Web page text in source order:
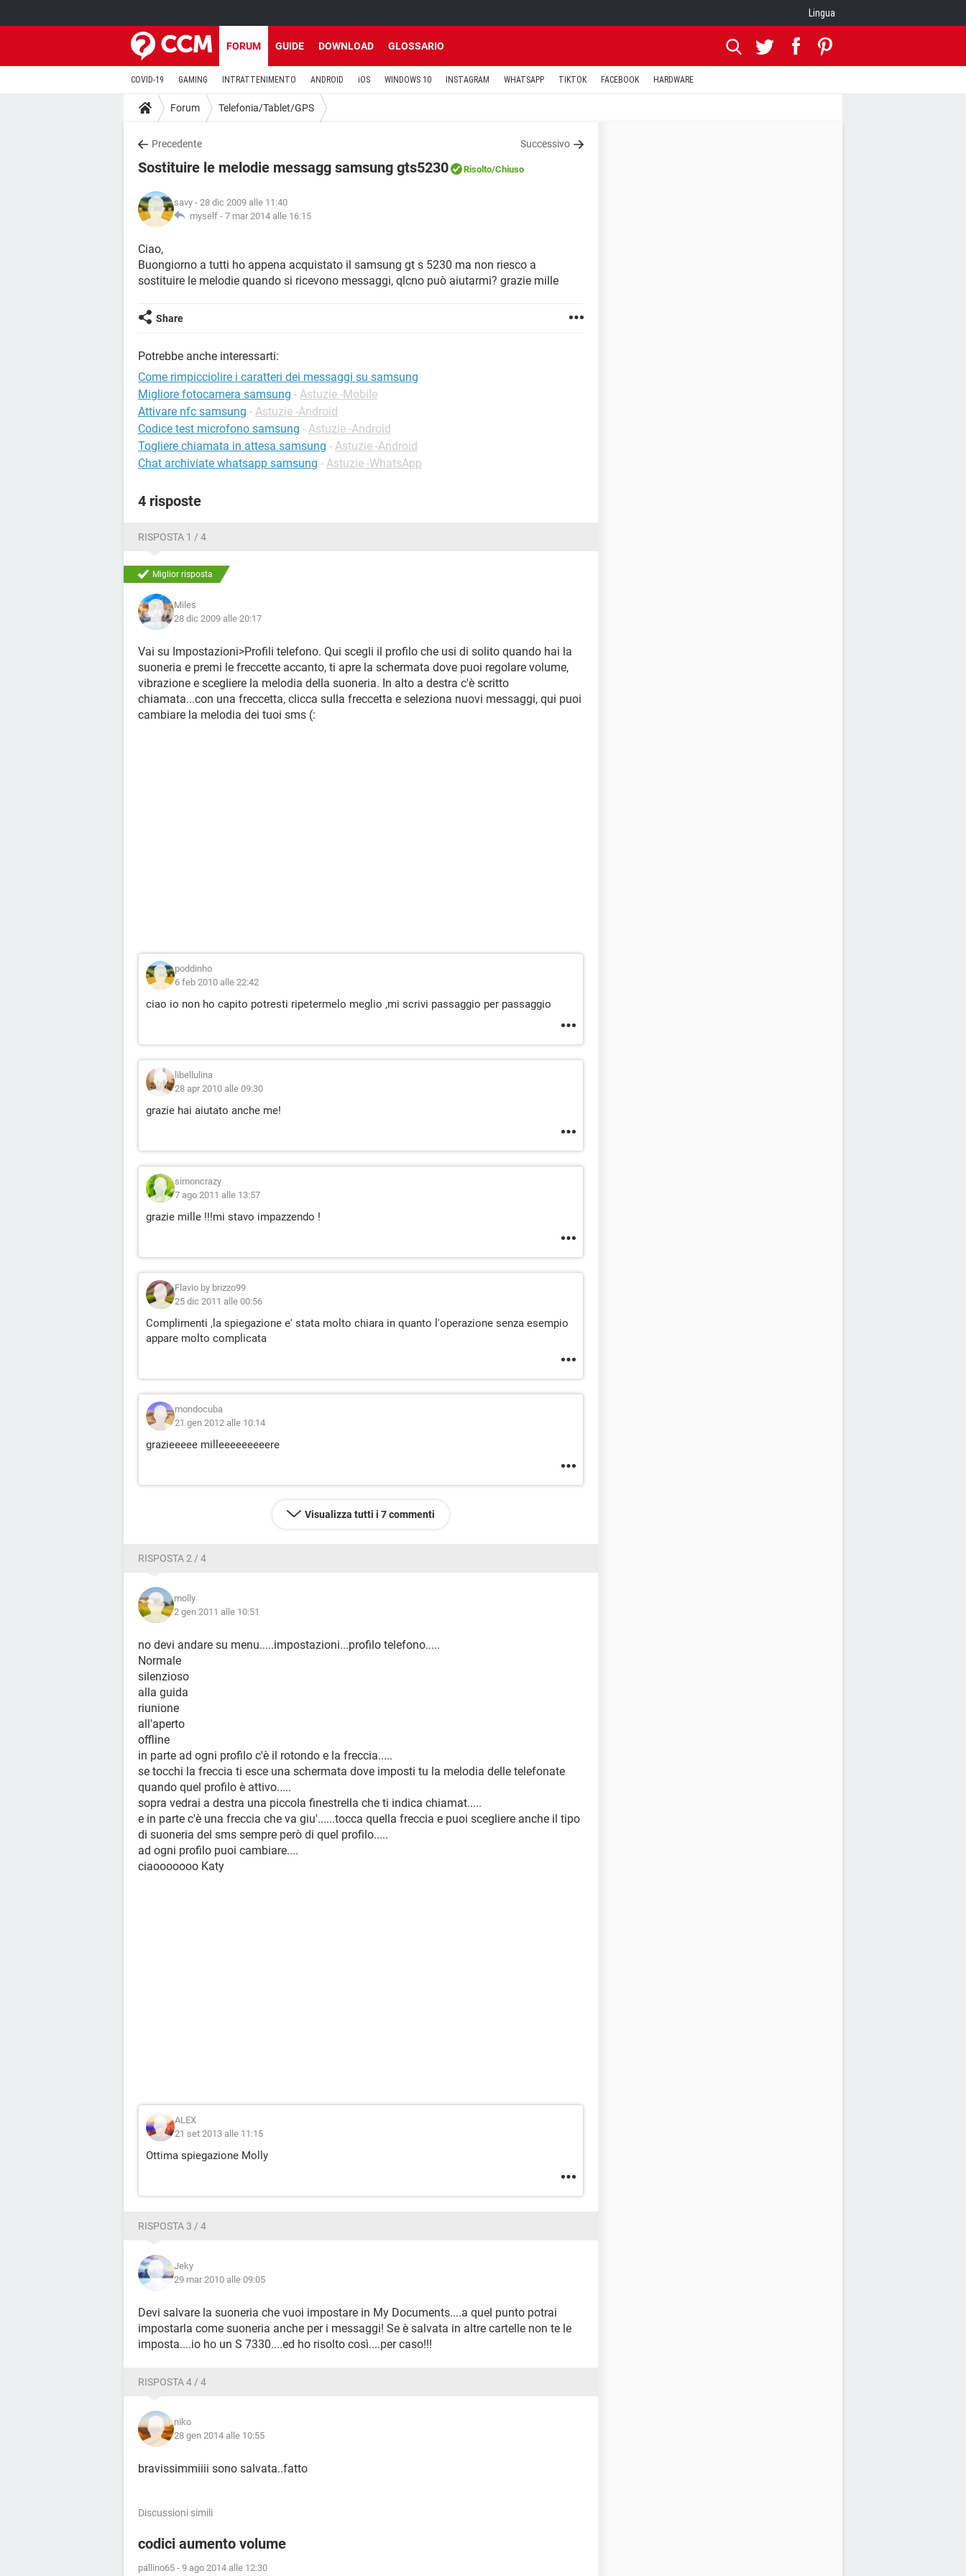
Lingua
FORUM GUIDE DOWNLOAD GLOSSARIO
COVID-19 GAMING INTRATTENIMENTO ANDROID iOS WINDOWS 10 INSTAGRAM WHATSAPP TIKTOK FACEBOOK HARDWARE
Forum Telefonia/Tablet/GPS
Precedente Successivo
Sostituire le melodie messagg samsung gts5230 Risolto/Chiuso
savy - 28 dic 2009 alle 11:40
myself - 7 mar 2014 alle 16:15
Ciao,
Buongiorno a tutti ho appena acquistato il samsung gt s 5230 ma non riesco a
sostituire le melodie quando si ricevono messaggi, qlcno può aiutarmi? grazie mille
Share
Potrebbe anche interessarti:
Come rimpicciolire i caratteri dei messaggi su samsung
Migliore fotocamera samsung - Astuzie -Mobile
Attivare nfc samsung - Astuzie -Android
Codice test microfono samsung - Astuzie -Android
Togliere chiamata in attesa samsung - Astuzie -Android
Chat archiviate whatsapp samsung - Astuzie -WhatsApp
4 risposte
RISPOSTA 1 / 4
Miglior risposta
Miles
28 dic 2009 alle 20:17
Vai su Impostazioni>Profili telefono. Qui scegli il profilo che usi di solito quando hai la
suoneria e premi le freccette accanto, ti apre la schermata dove puoi regolare volume,
vibrazione e scegliere la melodia della suoneria. In alto a destra c'è scritto
chiamata...con una freccetta, clicca sulla freccetta e seleziona nuovi messaggi, qui puoi
cambiare la melodia dei tuoi sms (:
poddinho
6 feb 2010 alle 22:42
ciao io non ho capito potresti ripetermelo meglio ,mi scrivi passaggio per passaggio
libellulina
28 apr 2010 alle 09:30
grazie hai aiutato anche me!
simoncrazy
7 ago 2011 alle 13:57
grazie mille !!!mi stavo impazzendo !
Flavio by brizzo99
25 dic 2011 alle 00:56
Complimenti ,la spiegazione e' stata molto chiara in quanto l'operazione senza esempio
appare molto complicata
mondocuba
21 gen 2012 alle 10:14
grazieeeee milleeeeeeeeere
Visualizza tutti i 7 commenti
RISPOSTA 2 / 4
molly
2 gen 2011 alle 10:51
no devi andare su menu.....impostazioni...profilo telefono.....
Normale
silenzioso
alla guida
riunione
all'aperto
offline
in parte ad ogni profilo c'è il rotondo e la freccia.....
se tocchi la freccia ti esce una schermata dove imposti tu la melodia delle telefonate
quando quel profilo è attivo.....
sopra vedrai a destra una piccola finestrella che ti indica chiamat.....
e in parte c'è una freccia che va giu'......tocca quella freccia e puoi scegliere anche il tipo
di suoneria del sms sempre però di quel profilo.....
ad ogni profilo puoi cambiare....
ciaooooooo Katy
ALEX
21 set 2013 alle 11:15
Ottima spiegazione Molly
RISPOSTA 3 / 4
Jeky
29 mar 2010 alle 09:05
Devi salvare la suoneria che vuoi impostare in My Documents....a quel punto potrai
impostarla come suoneria anche per i messaggi! Se è salvata in altre cartelle non te le
imposta....io ho un S 7330....ed ho risolto così....per caso!!!
RISPOSTA 4 / 4
niko
28 gen 2014 alle 10:55
bravissimmiiii sono salvata..fatto
Discussioni simili
codici aumento volume
pallino65 - 9 ago 2014 alle 12:30